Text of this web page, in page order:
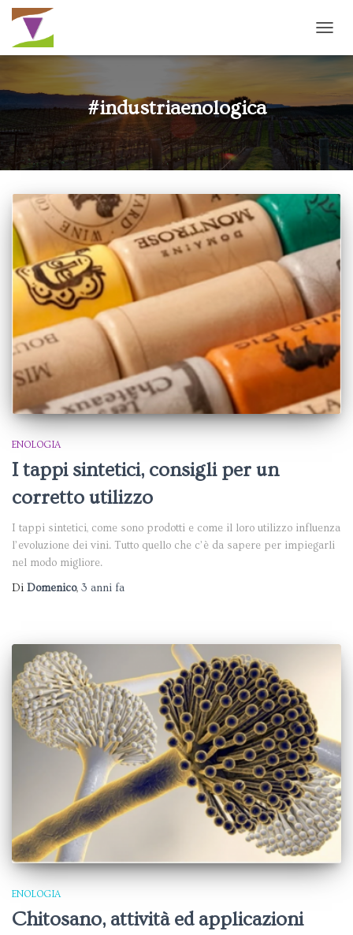
#industriaenologica
ENOLOGIA
I tappi sintetici, consigli per un
corretto utilizzo
I tappi sintetici, come sono prodotti e come il loro utilizzo influenza
l’evoluzione dei vini. Tutto quello che c’è da sapere per impiegarli
nel modo migliore.
Di Domenico, 3 anni fa
ENOLOGIA
Chitosano, attività ed applicazioni